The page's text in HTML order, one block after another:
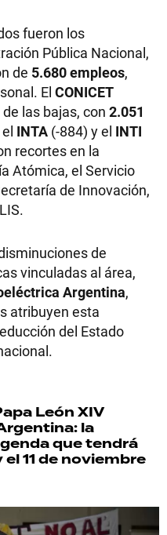
fueron los
Pública Nacional,
de 5.680 empleos,
El CONICET
las bajas, con 2.051
INTA (-884) y el INTI
recortes en la
Atómica, el Servicio
de Innovación,
de
vinculadas al área,
Argentina,
atribuyen esta
del Estado
León XIV
la
que tendrá
11 de noviembre